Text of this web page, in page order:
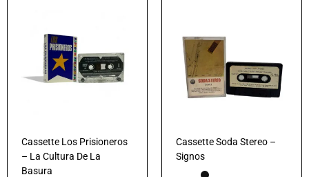
Cassette Los Prisioneros
– La Cultura De La
Basura
Cassette Soda Stereo –
Signos